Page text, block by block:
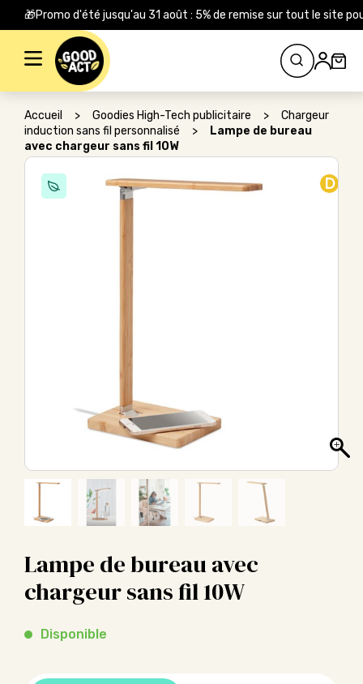
🎁Promo d'été jusqu'au 31 août : 5% de remise sur tout le site
Rechercher :
Accueil > Goodies High-Tech publicitaire >
Chargeur
induction sans fil personnalisé
>
Lampe de bureau
avec chargeur sans fil 10W
D
Lampe de bureau avec
chargeur sans fil 10W
Disponible